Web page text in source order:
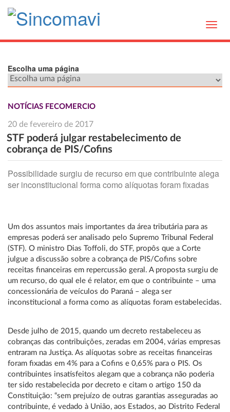
Escolha uma página
NOTÍCIAS FECOMERCIO
20 de fevereiro de 2017
STF poderá julgar restabelecimento de
cobrança de PIS/Cofins
Possibilidade surgiu de recurso em que contribuinte alega
ser inconstitucional forma como alíquotas foram fixadas
Um dos assuntos mais importantes da área tributária para as
empresas poderá ser analisado pelo Supremo Tribunal Federal
(STF). O ministro Dias Toffoli, do STF, propôs que a Corte
julgue a discussão sobre a cobrança de PIS/Cofins sobre
receitas financeiras em repercussão geral. A proposta surgiu de
um recurso, do qual ele é relator, em que o contribuinte – uma
concessionária de veículos do Paraná – alega ser
inconstitucional a forma como as alíquotas foram estabelecidas.
Desde julho de 2015, quando um decreto restabeleceu as
cobranças das contribuições, zeradas em 2004, várias empresas
entraram na Justiça. As alíquotas sobre as receitas financeiras
foram fixadas em 4% para a Cofins e 0,65% para o PIS. Os
contribuintes insatisfeitos alegam que a cobrança não poderia
ter sido restabelecida por decreto e citam o artigo 150 da
Constituição: “sem prejuízo de outras garantias asseguradas ao
contribuinte, é vedado à União, aos Estados, ao Distrito Federal